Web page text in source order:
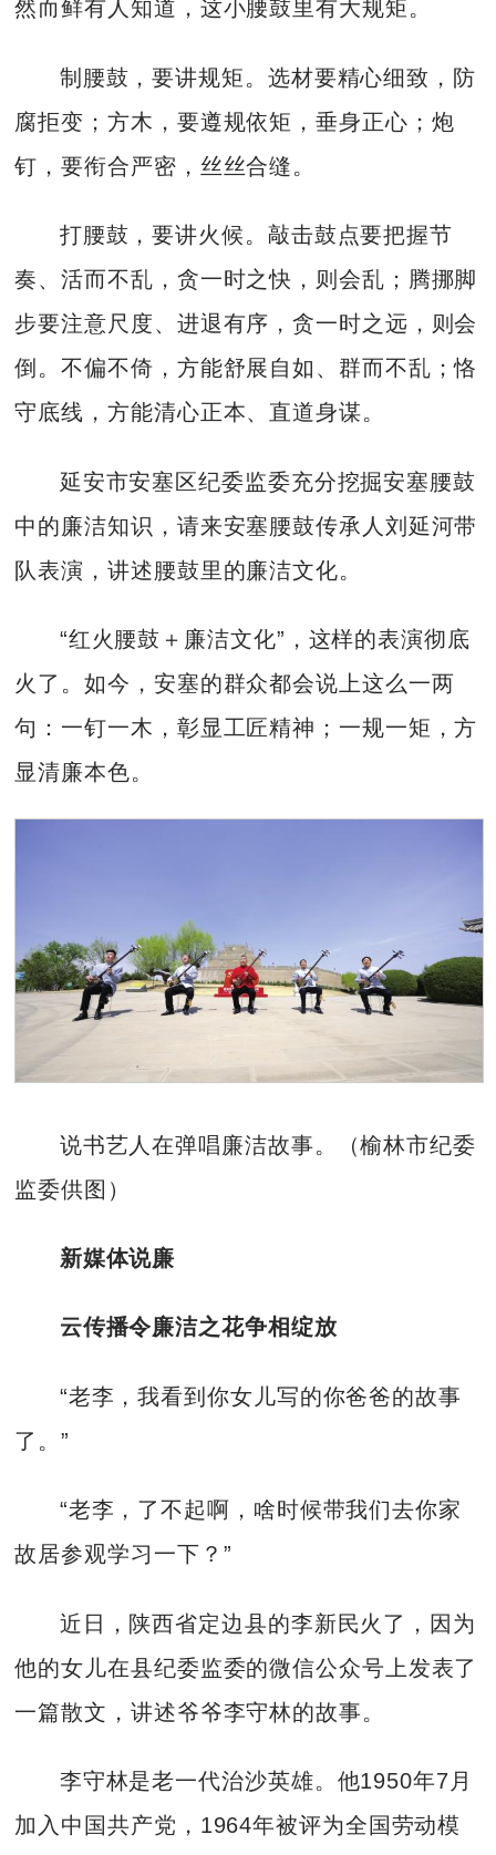
然而鲜有人知道，这小腰鼓里有大规矩。
制腰鼓，要讲规矩。选材要精心细致，防
腐拒变；方木，要遵规依矩，垂身正心；炮
钉，要衔合严密，丝丝合缝。
打腰鼓，要讲火候。敲击鼓点要把握节
奏、活而不乱，贪一时之快，则会乱；腾挪脚
步要注意尺度、进退有序，贪一时之远，则会
倒。不偏不倚，方能舒展自如、群而不乱；恪
守底线，方能清心正本、直道身谋。
延安市安塞区纪委监委充分挖掘安塞腰鼓
中的廉洁知识，请来安塞腰鼓传承人刘延河带
队表演，讲述腰鼓里的廉洁文化。
“红火腰鼓＋廉洁文化”，这样的表演彻底
火了。如今，安塞的群众都会说上这么一两
句：一钉一木，彰显工匠精神；一规一矩，方
显清廉本色。
说书艺人在弹唱廉洁故事。（榆林市纪委
监委供图）
新媒体说廉
云传播令廉洁之花争相绽放
“老李，我看到你女儿写的你爸爸的故事
了。”
“老李，了不起啊，啥时候带我们去你家
故居参观学习一下？”
近日，陕西省定边县的李新民火了，因为
他的女儿在县纪委监委的微信公众号上发表了
一篇散文，讲述爷爷李守林的故事。
李守林是老一代治沙英雄。他1950年7月
加入中国共产党，1964年被评为全国劳动模